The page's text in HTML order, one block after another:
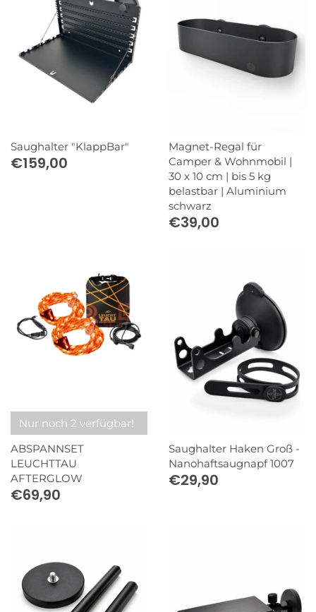
Saughalter "KlappBar"
€159,00
Magnet-Regal für
Camper & Wohnmobil |
30 x 10 cm | bis 5 kg
belastbar | Aluminium
schwarz
€39,00
Nur noch 2 verfügbar!
ABSPANNSET
LEUCHTTAU
AFTERGLOW
€69,90
Saughalter Haken Groß -
Nanohaftsaugnapf 1007
€29,90